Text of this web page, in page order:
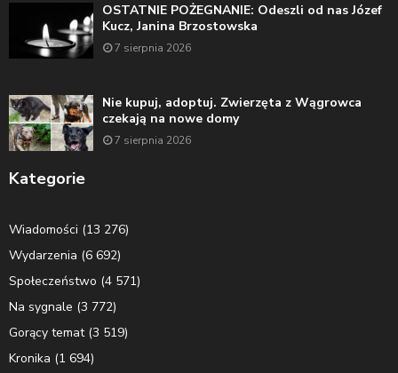
OSTATNIE POŻEGNANIE: Odeszli od nas Józef
Kucz, Janina Brzostowska
7 sierpnia 2026
Nie kupuj, adoptuj. Zwierzęta z Wągrowca
czekają na nowe domy
7 sierpnia 2026
Kategorie
Wiadomości (13 276)
Wydarzenia (6 692)
Społeczeństwo (4 571)
Na sygnale (3 772)
Gorący temat(3 519)
Kronika (1 694)